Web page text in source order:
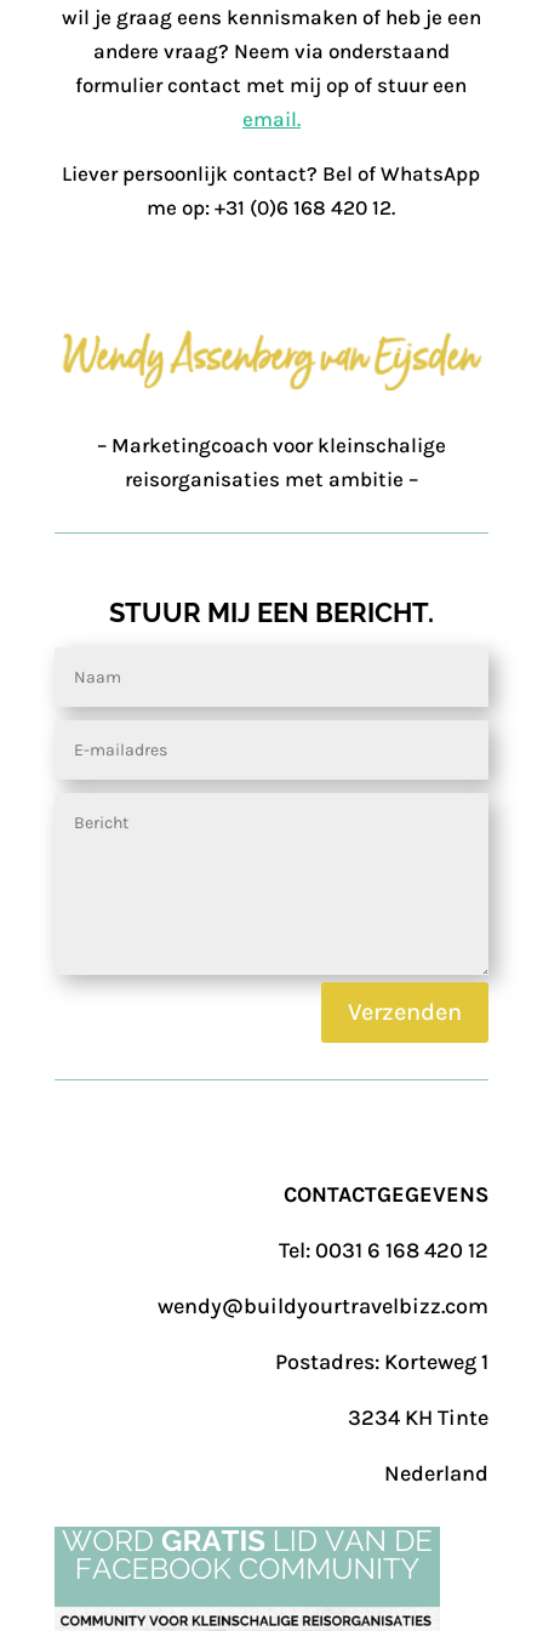
wil je graag eens kennismaken of heb je een
andere vraag? Neem via onderstaand
formulier contact met mij op of stuur een
email.
Liever persoonlijk contact? Bel of WhatsApp
me op: +31 (0)6 168 420 12.
– Marketingcoach voor kleinschalige
reisorganisaties met ambitie –
STUUR MIJ EEN BERICHT.
Verzenden
CONTACTGEGEVENS
Tel: 0031 6 168 420 12
wendy@buildyourtravelbizz.com
Postadres: Korteweg 1
3234 KH Tinte
Nederland